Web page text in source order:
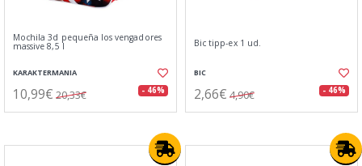
Mochila 3d pequeña los vengadores
massive 8,5 l
KARAKTERMANIA
10,99€ 20,33€ - 46%
Bic tipp-ex 1 ud.
BIC
2,66€ 4,90€ - 46%